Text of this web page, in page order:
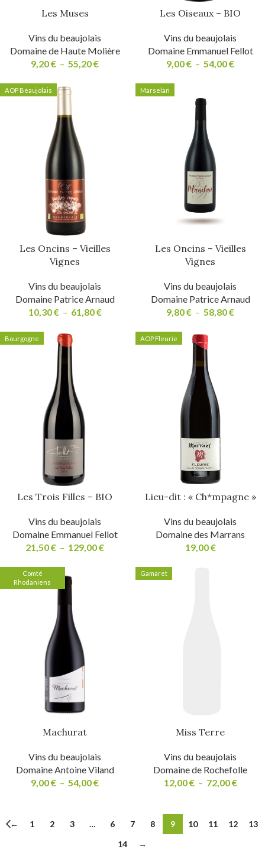
Les Muses
Vins du beaujolais
Domaine de Haute Molière
9,20€ – 55,20€
Les Oiseaux – BIO
Vins du beaujolais
Domaine Emmanuel Fellot
9,00€ – 54,00€
AOP Beaujolais
Les Oncins – Vieilles
Vignes
Vins du beaujolais
Domaine Patrice Arnaud
10,30€ – 61,80€
Marselan
Les Oncins – Vieilles
Vignes
Vins du beaujolais
Domaine Patrice Arnaud
9,80€ – 58,80€
Bourgogne
Les Trois Filles – BIO
Vins du beaujolais
Domaine Emmanuel Fellot
21,50€ – 129,00€
AOP Fleurie
Lieu-dit : « Ch*mpagne »
Vins du beaujolais
Domaine des Marrans
19,00€
Comté
Rhodaniens
Machurat
Vins du beaujolais
Domaine Antoine Viland
9,00€ – 54,00€
Gamaret
Miss Terre
Vins du beaujolais
Domaine de Rochefolle
12,00€ – 72,00€
← 1 2 3 … 6 7 8 9 10 11 12
13
14
→